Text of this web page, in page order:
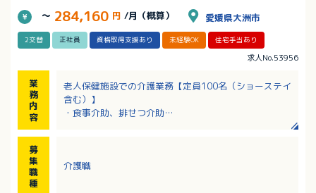
～ 284,160 円 /月（概算） 愛媛県大洲市
2交替 正社員 資格取得支援あり 未経験OK 住宅手当あり
求人No.53956
業
務
内
容
老人保健施設での介護業務【定員100名（ショーステイ
含む）】
・食事介助、排せつ介助
募
集
職
種
介護職